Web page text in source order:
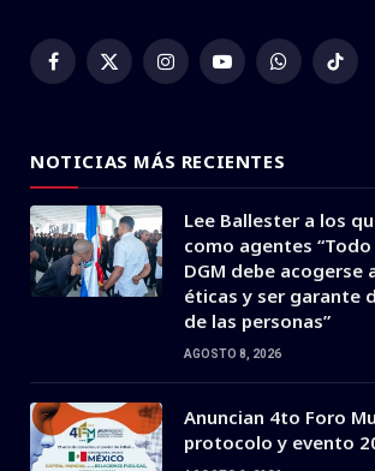
Facebook
X
InstagramYouTubeWhatsApp
NOTICIAS MÁS RECIENTES
Lee Ballester a los
como agentes
DGM debe acogerse
éticas y ser garante
de las personas”
AGOSTO 8, 2026
Anuncian 4to Foro
protocolo y evento